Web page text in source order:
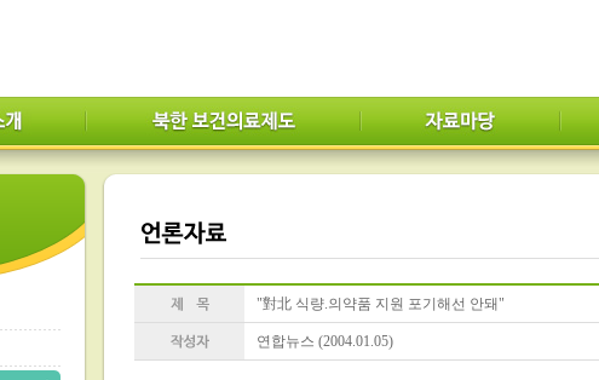
"對北 식량.의약품 지원 포기해선 안돼"
연합뉴스 (2004.01.05)